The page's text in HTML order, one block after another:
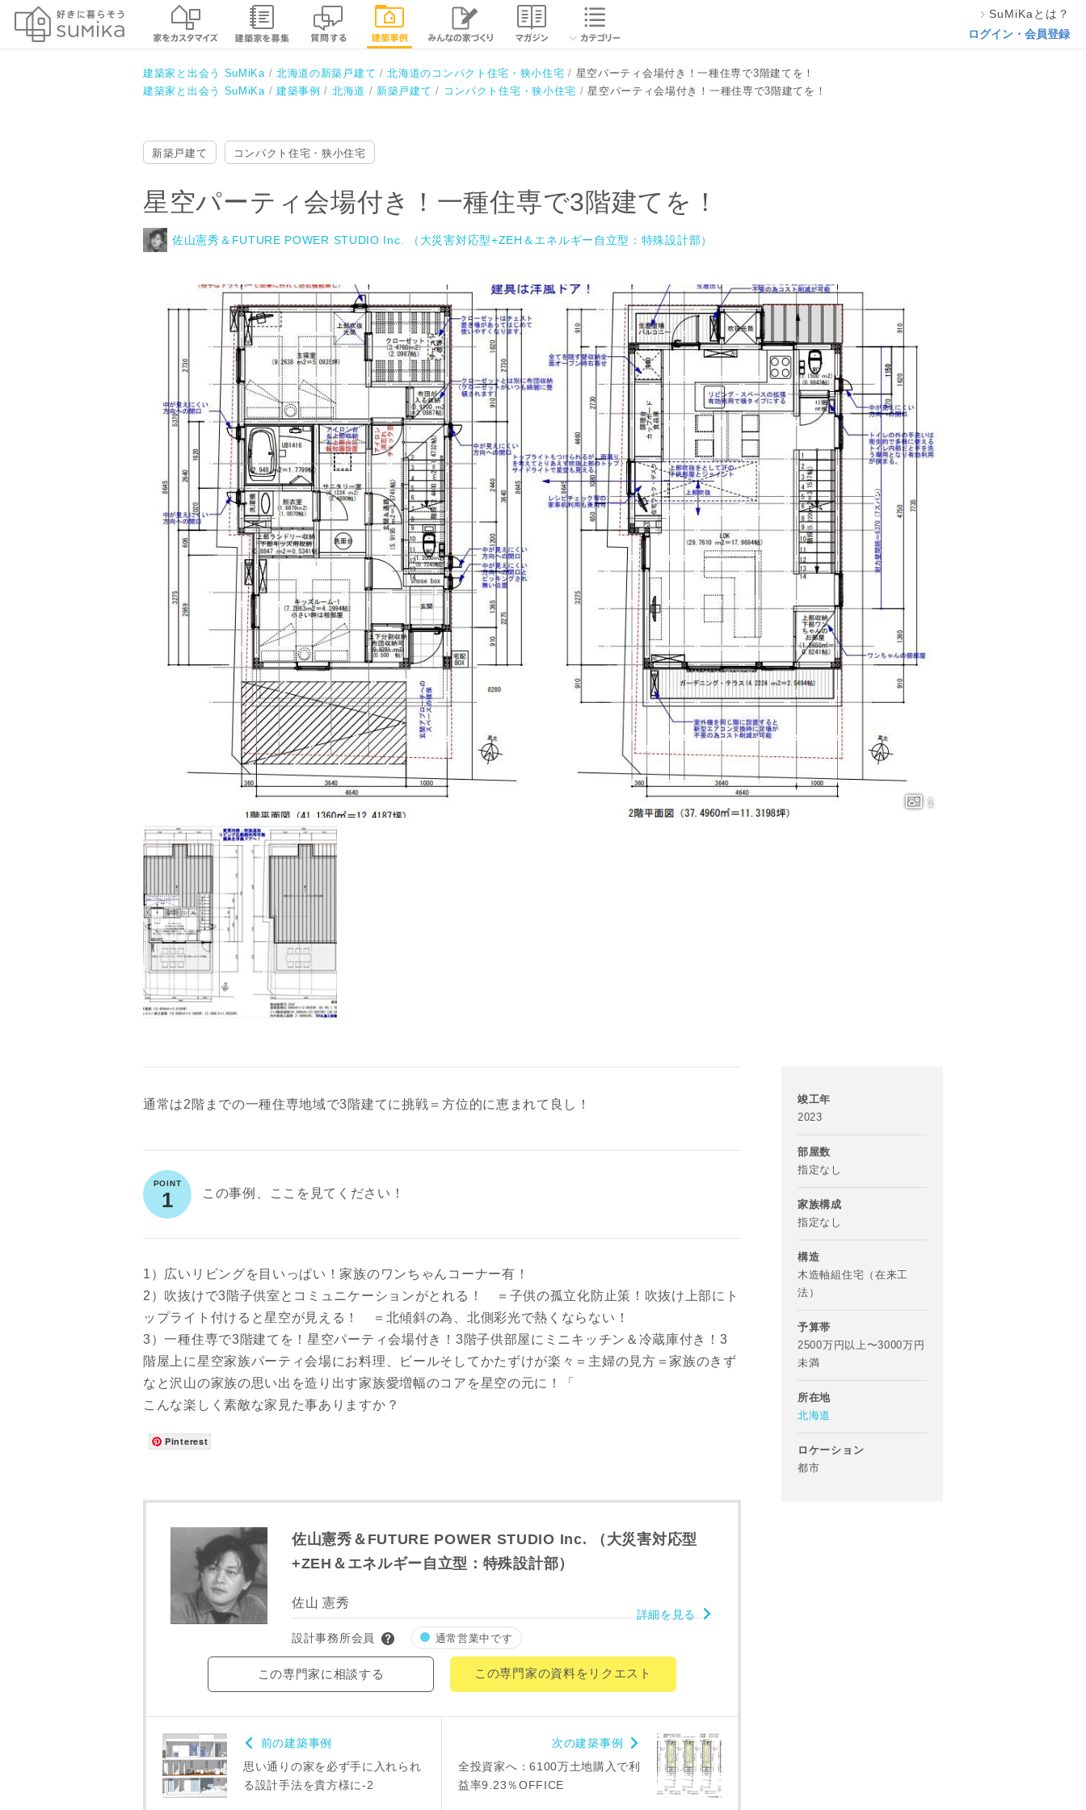
閉じる
SuMiKaとは？
ログイン・会員登録
建築家と出会う SuMiKa 北海道の新築戸建て 北海道のコンパクト住宅・狭小住宅
星空パーティ会場付き！一種住専で3階建てを！
建築家と出会う SuMiKa
建築事例 北海道 新築戸建て コンパクト住宅・狭小住宅 星空パーティ会場付き！一種住専で3階建てを！
星空パーティ会場付き！一種住専で3階建てを！
佐山憲秀＆FUTURE POWER STUDIO Inc. （大災害対応型+ZEH＆エネルギー自立型：
特殊設計部）
新築戸建て コンパクト住宅・狭小住宅
星空パーティ会場付き！一種住専で3階建てを！
佐山憲秀＆FUTURE POWER STUDIO Inc. （大災害対応型+ZEH＆エネルギー自立型：特殊設計部）
通常は2階までの一種住専地域で3階建てに挑戦＝方位的に恵まれて良し！
1 この事例、ここを見てください！
1）広いリビングを目いっぱい！家族のワンちゃんコーナー有！
2）吹抜けで3階子供室とコミュニケーションがとれる！ ＝子供の孤立化防止策！吹抜け上部にト
ップライト付けると星空が見える！ ＝北傾斜の為、北側彩光で熱くならない！
3）一種住専で3階建てを！星空パーティ会場付き！3階子供部屋にミニキッチン＆冷蔵庫付き！3
階屋上に星空家族パーティ会場にお料理、ビールそしてかたずけが楽々＝主婦の見方＝家族のきず
なと沢山の家族の思い出を造り出す家族愛増幅のコアを星空の元に！「
こんな楽しく素敵な家見た事ありますか？
Pinterest
佐山憲秀＆FUTURE POWER STUDIO Inc. （大災害対応型
+ZEH＆エネルギー自立型：特殊設計部）
佐山 憲秀
設計事務所会員 通常営業中です
詳細を見る
この専門家に相談する この専門家の資料をリクエスト
前の建築事例
思い通りの家を必ず手に入れられ
る設計手法を貴方様に-2
次の建築事例
全投資家へ：6100万土地購入で利
益率9.23％OFFICE
竣工年
2023
部屋数
指定なし
家族構成
指定なし
構造
木造軸組住宅（在来工
法）
予算帯
2500万円以上〜3000万円
未満
所在地
北海道
ロケーション
都市
お名前
都道府県
町名
番地、建物名
専門家の都合により、資料の送付が遅くなったり、送付できない場合があります。あらかじめご